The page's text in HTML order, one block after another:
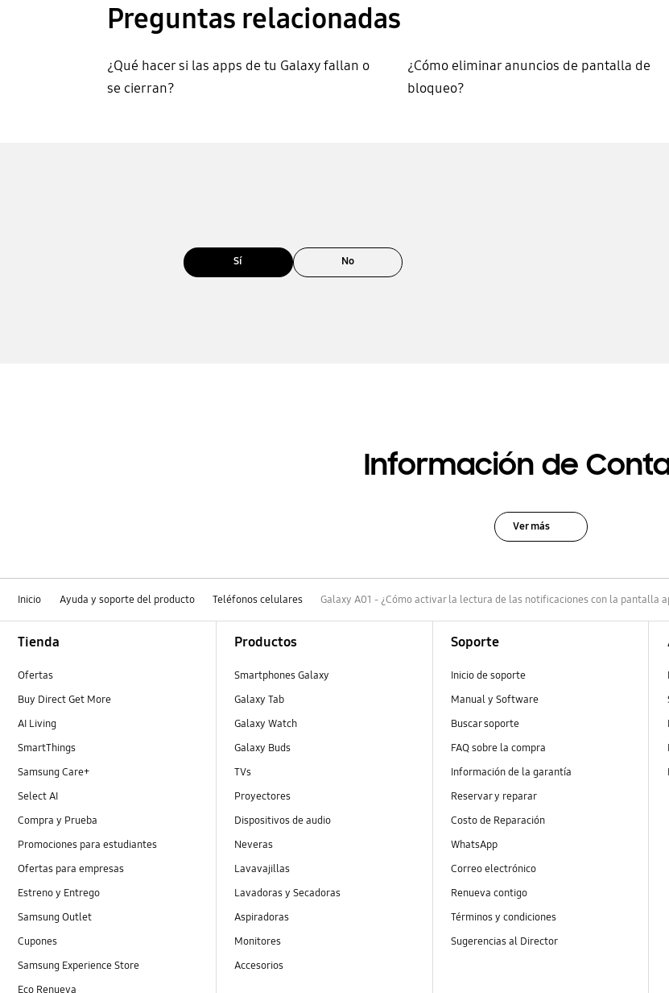
Preguntas relacionadas
¿Qué hacer si las apps de tu Galaxy fallan o
se cierran?
¿Cómo eliminar anuncios de pantalla de
bloqueo?
Sí No
Información de
Ver más
Inicio Ayuda y soporte del producto Teléfonos celulares Galaxy A01 - ¿Cómo activar la lectura de las notificaciones con la pantalla
Tienda
Ofertas
Buy Direct Get More
AI Living
SmartThings
Samsung Care+
Select AI
Compra y Prueba
Promociones para estudiantes
Ofertas para empresas
Estreno y Entrego
Samsung Outlet
Cupones
Samsung Experience Store
Eco Renueva
Productos
Smartphones Galaxy
Galaxy Tab
Galaxy Watch
Galaxy Buds
TVs
Proyectores
Dispositivos de audio
Neveras
Lavavajillas
Lavadoras y Secadoras
Aspiradoras
Monitores
Accesorios
Soporte
Inicio de soporte
Manual y Software
Buscar soporte
FAQ sobre la compra
Información de la garantía
Reservar y reparar
Costo de Reparación
WhatsApp
Correo electrónico
Renueva contigo
Términos y condiciones
Sugerencias al Director